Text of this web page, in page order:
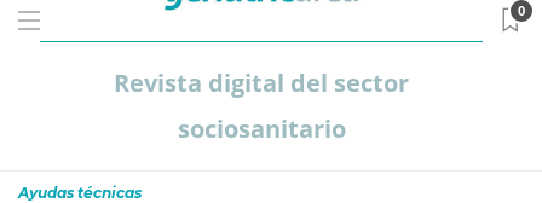
Revista digital del sector
sociosanitario
0
Ayudas técnicas